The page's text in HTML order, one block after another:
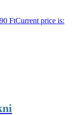
FtCurrent price is: